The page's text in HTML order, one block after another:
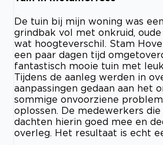
De tuin bij mijn woning was
grindbak vol met onkruid,
wat hoogteverschil. Stam
een paar dagen tijd
fantastisch mooie tuin met
Tijdens de aanleg werden in
aanpassingen gedaan aan het
sommige onvoorziene
oplossen. De medewerkers
dachten hierin goed mee en
overleg. Het resultaat is echt